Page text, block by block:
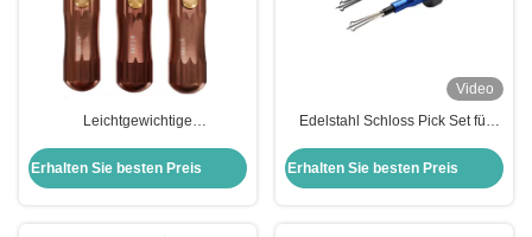
Leichtgewichtige
Edelstahl Set für zivile Schlosser
Werkzeug Tubular Lock Pick
Erhalten Sie besten Preis
Video
Edelstahl Schloss Pick Set für
neue Querschluss schnell öffnen
Werkzeug (3 Sets)
Erhalten Sie besten Preis